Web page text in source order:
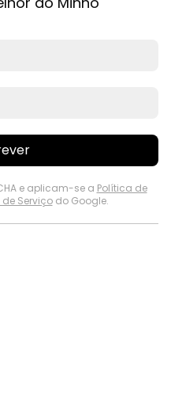
e aplicam-se a Política de
Serviçodo Google.